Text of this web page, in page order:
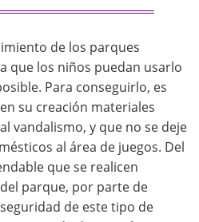
de los parques
que los niños puedan usarlo
Para conseguirlo, es
su creación materiales
vandalismo, y que no se deje
al área de juegos. Del
que se realicen
parque, por parte de
de este tipo de